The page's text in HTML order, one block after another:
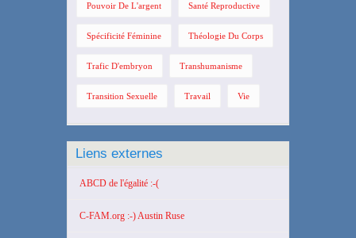
Pouvoir De L'argent Santé Reproductive
Spécificité Féminine Théologie Du Corps
Trafic D'embryon Transhumanisme
Transition Sexuelle Travail Vie
Liens externes
ABCD de l'égalité :-(
C-FAM.org :-) Austin Ruse